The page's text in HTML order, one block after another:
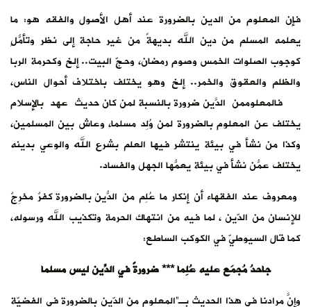
فإن المعلوم من الدين بالضرورة عند أهل الأصول والفقه هو: ما
يعلمه المسلم من دين الله بديهةً من غير حاجة إلى نظر وتأمُّلٍ
كوجوب الصلوات الخمس وصوم رمضان، وحجّ البيت.. إلخ وكحرمة الربا
والظلم والعقوق والخمر.. إلخ وهو يختلف باختلاف أحوال الناس،
فالمعلوممن الدّين ضرورة بالنسبة لمن كان حديثَ عهد بالإسلام
يختلف عن المعلوم بالضرورة لمن وُلِد مسلما، وعاش بين المسلمين،
وكذا من نشأ في بيئة ينتشر فيها العلم بشرع الله والوعي بدينه
يختلف عمّن نشأ في بيئة يعُمُّها الجهل والفساد.
ومعروف عند الفقهاء أن إنكار ما عُلِم من الدّين بالضرورة كُفرٌ مخرِجٌ
للإنسان من الدّين ، لما فيه من انتهاك الحرمة وتكذيب الله ورسوله،
كما قال السيوطيّ في الكوكب الساطع:
جاحدُ مُجمَع عليه عُلِما *** ضرورةً في الدّين ليس مسلِما
وإنّ مرادَنا في هذا الحديث بـ”المعلوم من الدّين بالضرورة في الفضيّة